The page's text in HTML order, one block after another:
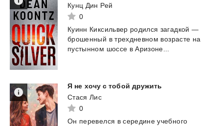
Кунц Дин Рей
0
Куинн Киксильвер родился загадкой —
брошенный в трехдневном возрасте на
пустынном шоссе в Аризоне...
Я не хочу с тобой дружить
Стася Лис
0
Он перевелся в середине учебного